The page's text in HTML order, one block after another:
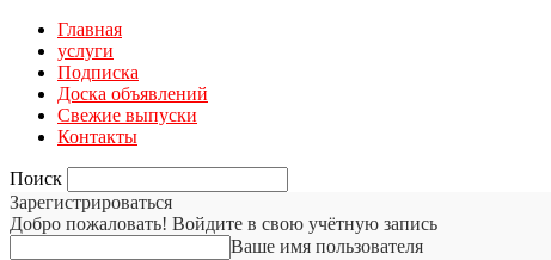
Главная
услуги
Подписка
Доска объявлений
Свежие выпуски
Контакты
Поиск
Зарегистрироваться
Добро пожаловать! Войдите в свою учётную запись
Ваше имя пользователя